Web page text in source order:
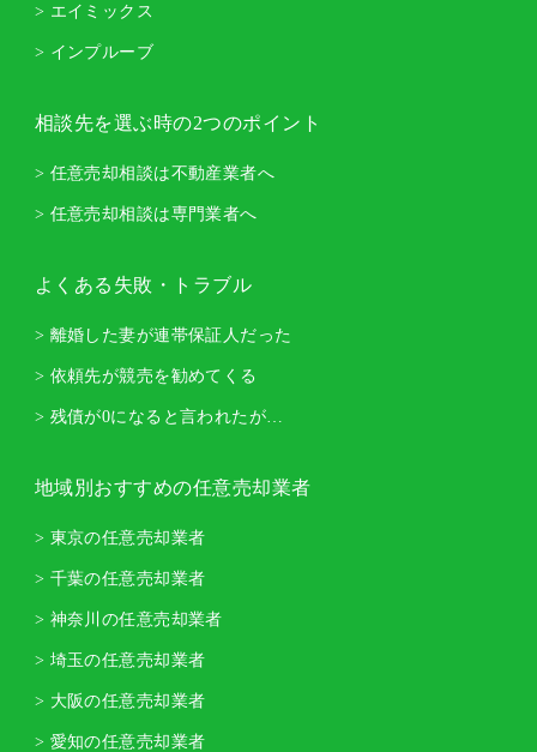
> エイミックス
> インプルーブ
相談先を選ぶ時の2つのポイント
> 任意売却相談は不動産業者へ
> 任意売却相談は専門業者へ
よくある失敗・トラブル
> 離婚した妻が連帯保証人だった
> 依頼先が競売を勧めてくる
> 残債が0になると言われたが…
地域別おすすめの任意売却業者
> 東京の任意売却業者
> 千葉の任意売却業者
> 神奈川の任意売却業者
> 埼玉の任意売却業者
> 大阪の任意売却業者
> 愛知の任意売却業者